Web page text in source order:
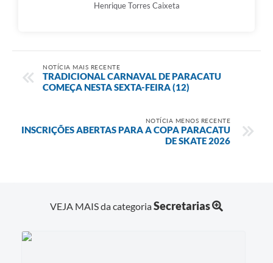
Henrique Torres Caixeta
NOTÍCIA MAIS RECENTE
TRADICIONAL CARNAVAL DE PARACATU
COMEÇA NESTA SEXTA-FEIRA (12)
NOTÍCIA MENOS RECENTE
INSCRIÇÕES ABERTAS PARA A COPA PARACATU
DE SKATE 2026
VEJA MAIS da categoriaSecretarias